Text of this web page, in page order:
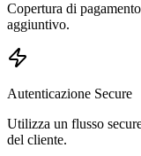
Copertura di
aggiuntivo.
Autenticazione Secure
Utilizza un flusso
del cliente.